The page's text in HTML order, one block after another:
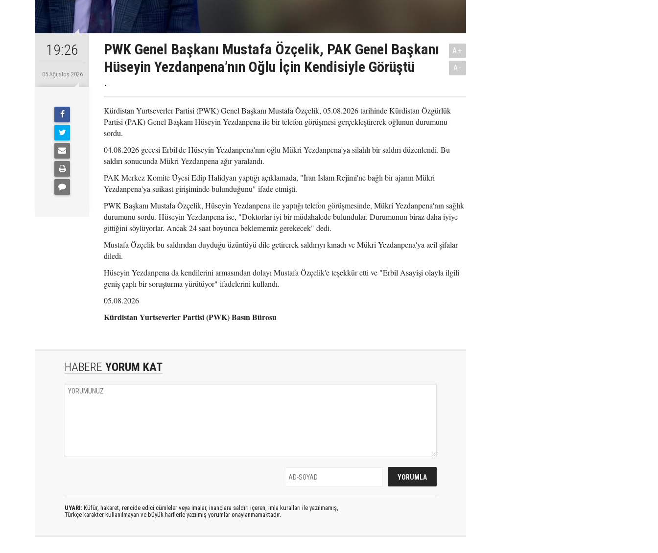
19:26
05 Ağustos 2026
PWK Genel Başkanı Mustafa Özçelik, PAK Genel Başkanı
Hüseyin Yezdanpena’nın Oğlu İçin Kendisiyle Görüştü
.
A+
A-
Kürdistan Yurtseverler Partisi (PWK) Genel Başkanı Mustafa Özçelik, 05.08.2026 tarihinde Kürdistan Özgürlük
Partisi (PAK) Genel Başkanı Hüseyin Yezdanpena ile bir telefon görüşmesi gerçekleştirerek oğlunun durumunu
sordu.
04.08.2026 gecesi Erbil'de Hüseyin Yezdanpena'nın oğlu Mükri Yezdanpena'ya silahlı bir saldırı düzenlendi. Bu
saldırı sonucunda Mükri Yezdanpena ağır yaralandı.
PAK Merkez Komite Üyesi Edip Halidyan yaptığı açıklamada, "İran İslam Rejimi'ne bağlı bir ajanın Mükri
Yezdanpena'ya suikast girişiminde bulunduğunu" ifade etmişti.
PWK Başkanı Mustafa Özçelik, Hüseyin Yezdanpena ile yaptığı telefon görüşmesinde, Mükri Yezdanpena'nın sağlık
durumunu sordu. Hüseyin Yezdanpena ise, "Doktorlar iyi bir müdahalede bulundular. Durumunun biraz daha iyiye
gittiğini söylüyorlar. Ancak 24 saat boyunca beklememiz gerekecek" dedi.
Mustafa Özçelik bu saldırıdan duyduğu üzüntüyü dile getirerek saldırıyı kınadı ve Mükri Yezdanpena'ya acil şifalar
diledi.
Hüseyin Yezdanpena da kendilerini armasından dolayı Mustafa Özçelik'e teşekkür etti ve "Erbil Asayişi olayla ilgili
geniş çaplı bir soruşturma yürütüyor" ifadelerini kullandı.
05.08.2026
Kürdistan Yurtseverler Partisi (PWK) Basın Bürosu
HABERE YORUM KAT
UYARI: Küfür, hakaret, rencide edici cümleler veya imalar, inançlara saldırı içeren, imla kuralları ile yazılmamış,
Türkçe karakter kullanılmayan ve büyük harflerle yazılmış yorumlar onaylanmamaktadır.